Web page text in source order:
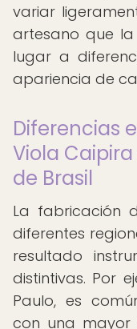
variar
artesano que
lugar a
apariencia de
Diferencias
Viola
de Brasil
La fabricación
diferentes
resultado
distintivas. Por
Paulo, es
con una mayor